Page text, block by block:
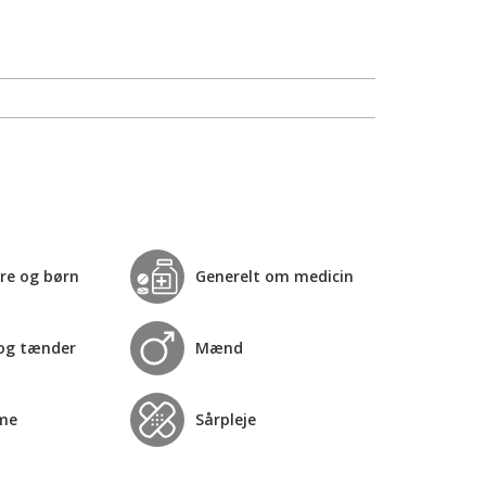
og børn Generelt om medicin
tænder Mænd
Sårpleje